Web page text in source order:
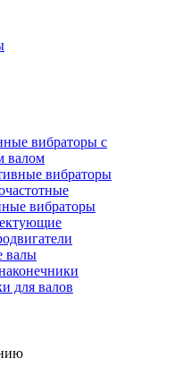
вибраторы с
валом
вибраторы
вибраторы
валы
для валов